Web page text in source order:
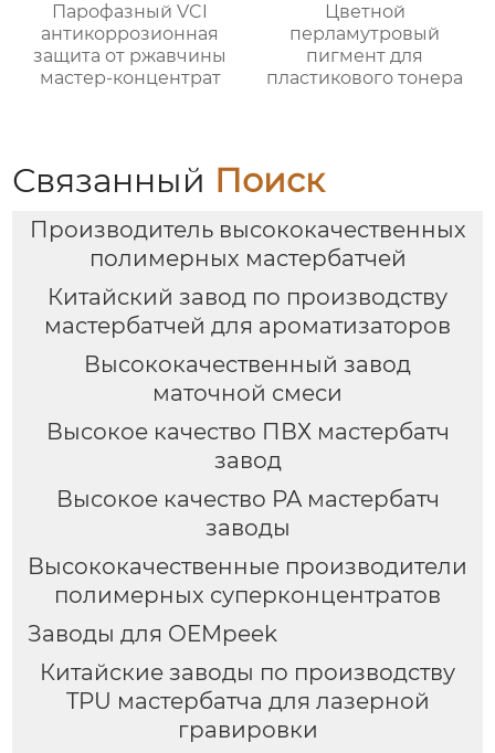
Парофазный VCI
антикоррозионная
защита от ржавчины
мастер-концентрат
Цветной
перламутровый
пигмент для
пластикового тонера
Связанный Поиск
Производитель высококачественных
полимерных мастербатчей
Китайский завод по производству
мастербатчей для ароматизаторов
Высококачественный завод
маточной смеси
Высокое качество ПВХ мастербатч
завод
Высокое качество PA мастербатч
заводы
Высококачественные производители
полимерных суперконцентратов
Заводы для OEMpeek
Китайские заводы по производству
TPU мастербатча для лазерной
гравировки